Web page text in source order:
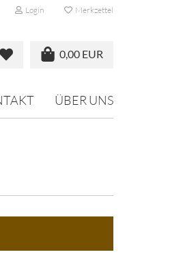
Login Merkzettel
0,00 EUR
ÜBER UNS